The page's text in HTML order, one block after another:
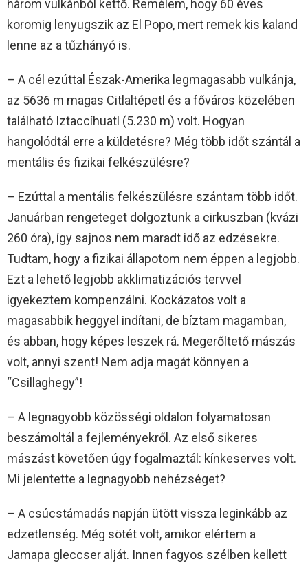
három vulkánból kettő. Remélem, hogy 60 éves
koromig lenyugszik az El Popo, mert remek kis kaland
lenne az a tűzhányó is.
– A cél ezúttal Észak-Amerika legmagasabb vulkánja,
az 5636 m magas Citlaltépetl és a főváros közelében
található Iztaccíhuatl (5.230 m) volt. Hogyan
hangolódtál erre a küldetésre? Még több időt szántál a
mentális és fizikai felkészülésre?
– Ezúttal a mentális felkészülésre szántam több időt.
Januárban rengeteget dolgoztunk a cirkuszban (kvázi
260 óra), így sajnos nem maradt idő az edzésekre.
Tudtam, hogy a fizikai állapotom nem éppen a legjobb.
Ezt a lehető legjobb akklimatizációs tervvel
igyekeztem kompenzálni. Kockázatos volt a
magasabbik heggyel indítani, de bíztam magamban,
és abban, hogy képes leszek rá. Megerőltető mászás
volt, annyi szent! Nem adja magát könnyen a
“Csillaghegy”!
– A legnagyobb közösségi oldalon folyamatosan
beszámoltál a fejleményekről. Az első sikeres
mászást követően úgy fogalmaztál: kínkeserves volt.
Mi jelentette a legnagyobb nehézséget?
– A csúcstámadás napján ütött vissza leginkább az
edzetlenség. Még sötét volt, amikor elértem a
Jamapa gleccser alját. Innen fagyos szélben kellett